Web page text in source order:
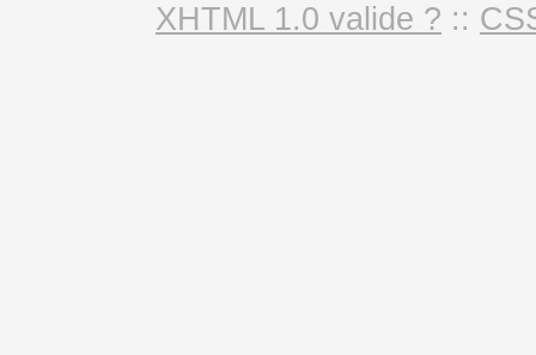
XHTML 1.0 valide ? ::